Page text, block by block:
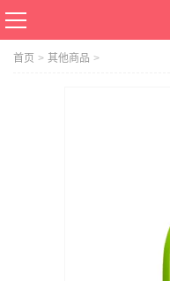
首页 > 其他商品 >